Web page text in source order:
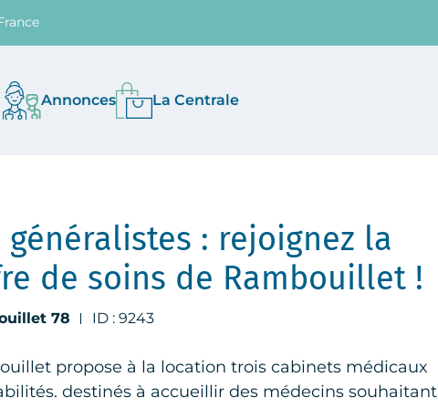
Annonces La Centrale
généralistes : rejoignez la
de soins de Rambouillet !
78 ID : 9243
propose à la location trois cabinets médicaux
destinés à accueillir des médecins souhaitant